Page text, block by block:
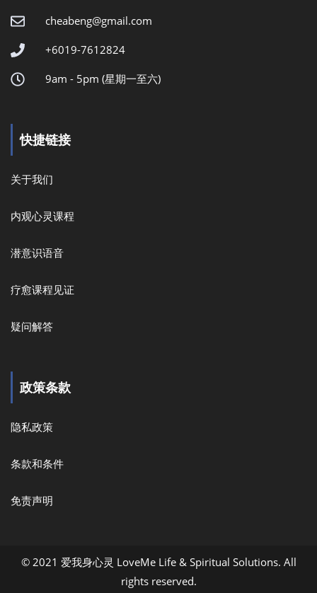
cheabeng@gmail.com
+6019-7612824
9am - 5pm (星期一至六)
快捷链接
关于我们
内观心灵课程
潜意识语音
疗愈课程见证
疑问解答
政策条款
隐私政策
条款和条件
免责声明
© 2021 爱我身心灵 LoveMe Life & Spiritual Solutions. All
rights reserved.